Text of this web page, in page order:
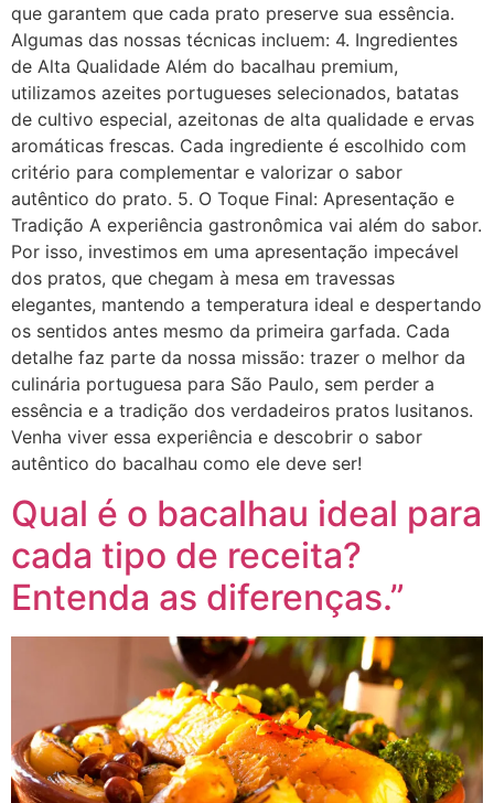
que garantem que cada prato preserve sua essência.
Algumas das nossas técnicas incluem: 4. Ingredientes
de Alta Qualidade Além do bacalhau premium,
utilizamos azeites portugueses selecionados, batatas
de cultivo especial, azeitonas de alta qualidade e ervas
aromáticas frescas. Cada ingrediente é escolhido com
critério para complementar e valorizar o sabor
autêntico do prato. 5. O Toque Final: Apresentação e
Tradição A experiência gastronômica vai além do sabor.
Por isso, investimos em uma apresentação impecável
dos pratos, que chegam à mesa em travessas
elegantes, mantendo a temperatura ideal e despertando
os sentidos antes mesmo da primeira garfada. Cada
detalhe faz parte da nossa missão: trazer o melhor da
culinária portuguesa para São Paulo, sem perder a
essência e a tradição dos verdadeiros pratos lusitanos.
Venha viver essa experiência e descobrir o sabor
autêntico do bacalhau como ele deve ser!
Qual é o bacalhau ideal para
cada tipo de receita?
Entenda as diferenças.”